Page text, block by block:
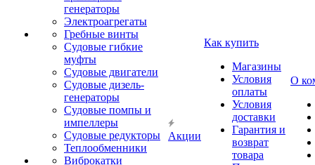
генераторы
Электроагрегаты
Гребные винты
Судовые гибкие
муфты
Судовые двигатели
Судовые дизель-
генераторы
Судовые помпы и
импеллеры
Судовые редукторы
Теплообменники
Виброкатки
Акции
Как купить
Магазины
Условия
оплаты
Условия
доставки
Гарантия и
возврат
товара
О